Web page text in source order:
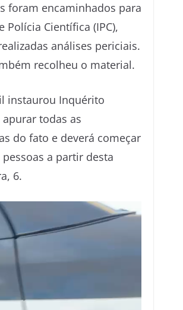
foram encaminhados para
Polícia Científica (IPC),
análises periciais.
recolheu o material.
instaurou Inquérito
todas as
do fato e deverá começar
a partir desta
6.